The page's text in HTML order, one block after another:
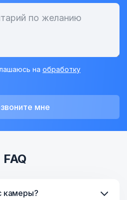
на обработку
мне
FAQ
камеры?